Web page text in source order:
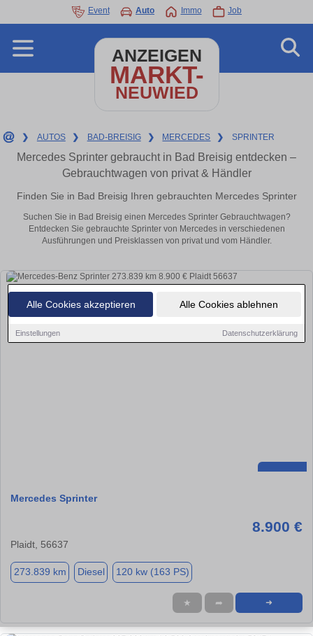
Alle Cookies akzeptieren Alle Cookies ablehnen
Einstellungen Datenschutzerklärung
Event Auto Immo Job
ANZEIGEN
MARKT-
NEUWIED
❯ AUTOS ❯ BAD-BREISIG ❯ MERCEDES ❯ SPRINTER
Mercedes Sprinter gebraucht in Bad Breisig entdecken –
Gebrauchtwagen von privat & Händler
Finden Sie in Bad Breisig Ihren gebrauchten Mercedes Sprinter
Suchen Sie in Bad Breisig einen Mercedes Sprinter Gebrauchtwagen?
Entdecken Sie gebrauchte Sprinter von Mercedes in verschiedenen
Ausführungen und Preisklassen von privat und vom Händler.
Mercedes Sprinter
8.900 €
Plaidt, 56637
273.839 km Diesel 120 kw (163 PS)
★ ➦ ➜